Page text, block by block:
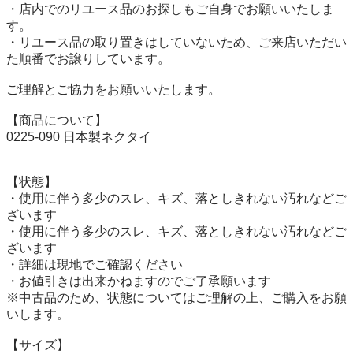
・店内でのリユース品のお探しもご自身でお願いいたしま
す。
・リユース品の取り置きはしていないため、ご来店いただい
た順番でお譲りしています。
ご理解とご協力をお願いいたします。
【商品について】
0225-090 日本製ネクタイ
【状態】
・使用に伴う多少のスレ、キズ、落としきれない汚れなどご
ざいます
・使用に伴う多少のスレ、キズ、落としきれない汚れなどご
ざいます
・詳細は現地でご確認ください
・お値引きは出来かねますのでご了承願います
※中古品のため、状態についてはご理解の上、ご購入をお願
いします。
【サイズ】